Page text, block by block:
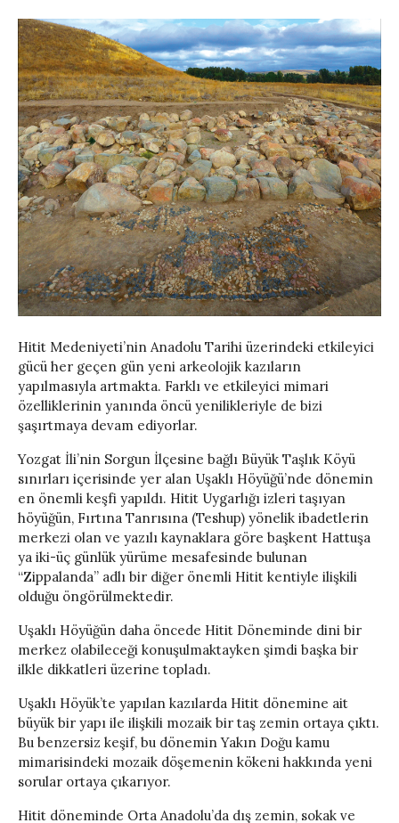
Hitit Medeniyeti’nin Anadolu Tarihi üzerindeki etkileyici
gücü her geçen gün yeni arkeolojik kazıların
yapılmasıyla artmakta. Farklı ve etkileyici mimari
özelliklerinin yanında öncü yenilikleriyle de bizi
şaşırtmaya devam ediyorlar.
Yozgat İli’nin Sorgun İlçesine bağlı Büyük Taşlık Köyü
sınırları içerisinde yer alan Uşaklı Höyüğü’nde dönemin
en önemli keşfi yapıldı. Hitit Uygarlığı izleri taşıyan
höyüğün, Fırtına Tanrısına (Teshup) yönelik ibadetlerin
merkezi olan ve yazılı kaynaklara göre başkent Hattuşa
ya iki-üç günlük yürüme mesafesinde bulunan
“Zippalanda” adlı bir diğer önemli Hitit kentiyle ilişkili
olduğu öngörülmektedir.
Uşaklı Höyüğün daha öncede Hitit Döneminde dini bir
merkez olabileceği konuşulmaktayken şimdi başka bir
ilkle dikkatleri üzerine topladı.
Uşaklı Höyük’te yapılan kazılarda Hitit dönemine ait
büyük bir yapı ile ilişkili mozaik bir taş zemin ortaya çıktı.
Bu benzersiz keşif, bu dönemin Yakın Doğu kamu
mimarisindeki mozaik döşemenin kökeni hakkında yeni
sorular ortaya çıkarıyor.
Hitit döneminde Orta Anadolu’da dış zemin, sokak ve